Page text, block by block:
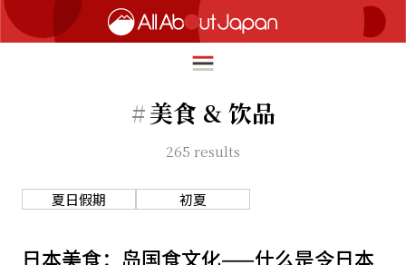
旅行
美食
#美食 & 饮品
265 results
夏日假期 初夏
日本美食：岛国食文化——什么是令日本